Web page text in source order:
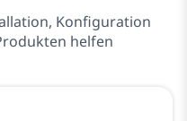
Konfiguration
helfen